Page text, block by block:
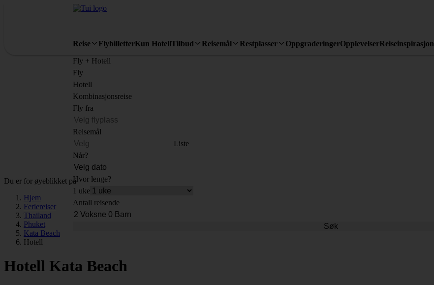
Reise FlybilletterKun HotellTilbud Reisemål Restplasser OppgraderingerOpplevelserReiseinspirasjon
Fly + Hotell
Fly
Hotell
Kombinasjonsreise
Fly fra
Reisemål
Liste
Når?
Hvor lenge?
1 uke
Antall reisende
Søk
Du er for øyeblikket på
Hjem
Feriereiser
Thailand
Phuket
Kata Beach
Hotell
Hotell Kata Beach